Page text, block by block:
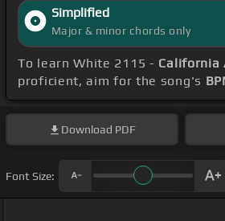
Simplified
Major & minor chords only
To learn White 2115 - California
proficient, aim for the song's
Download PDF
Font Size: